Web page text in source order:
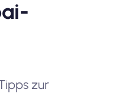
zur